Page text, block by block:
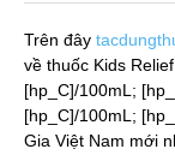
Trên đây
về thuốc Kids
[hp_C]/100mL;
[hp_C]/100mL;
Gia Việt Nam mới